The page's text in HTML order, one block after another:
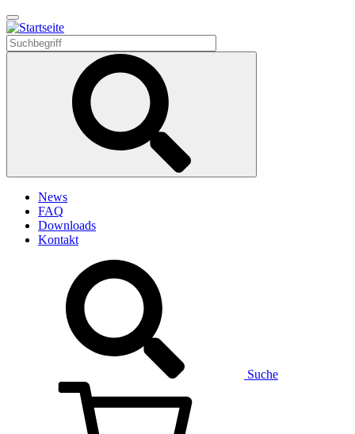
Direkt
zum
Inhalt
News
FAQ
Downloads
Kontakt
Suche